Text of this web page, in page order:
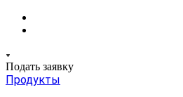
Подать заявку
Продукты